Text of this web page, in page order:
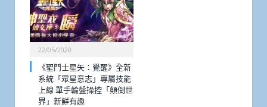
22/05/2020
《聖鬥士星矢：覺醒》全新
系統「眾星意志」專屬技能
上線 單手輪盤操控「顛倒世
界」新鮮有趣